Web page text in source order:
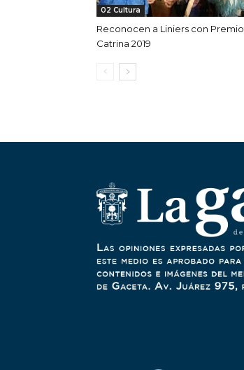
02 Cultura
Reconocen a Liniers con Premio
Catrina 2019